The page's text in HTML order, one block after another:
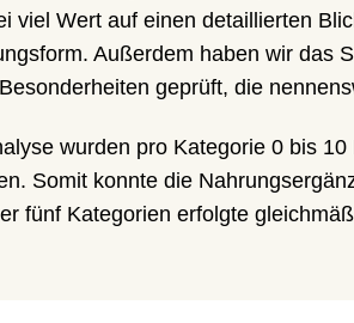
viel Wert auf einen detaillierten
Außerdem haben wir das
geprüft, die
wurden pro Kategorie 0 bis
Somit konnte die
fünf Kategorien erfolgte